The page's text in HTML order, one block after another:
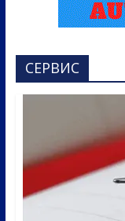
СЕРВИС